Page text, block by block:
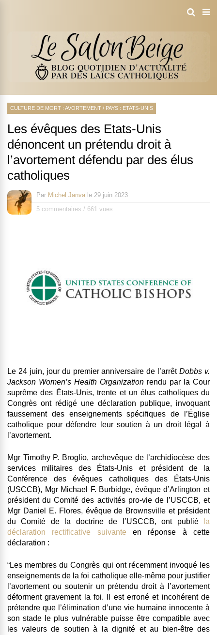
CULTURE DE MORT : AVORTEMENT / PAYS : ETATS-UNIS
Les évêques des Etats-Unis
dénoncent un prétendu droit à
l’avortement défendu par des élus
catholiques
Par Michel Janva le 29 juin 2023
5 commentaires / 661 vues
Le 24 juin, jour du premier anniversaire de l’arrêtDobbs v.
Jackson Women’s Health Organization rendu par la Cour
suprême des États-Unis, trente et un élus catholiques du
Congrès ont rédigé une déclaration publique, invoquant
faussement des enseignements spécifiques de l’Église
catholique pour défendre leur soutien à un droit légal à
l’avortement.
Mgr Timothy P. Broglio, archevêque de l’archidiocèse des
services militaires des États-Unis et président de la
Conférence des évêques catholiques des États-Unis
(USCCB), Mgr Michael F. Burbidge, évêque d’Arlington et
président du Comité des activités pro-vie de l’USCCB, et
Mgr Daniel E. Flores, évêque de Brownsville et président
du Comité de la doctrine de l’USCCB, ont publié
la
déclaration rectificative suivante en réponse à cette
déclaration :
“Les membres du Congrès qui ont récemment invoqué les
enseignements de la foi catholique elle-même pour justifier
l’avortement ou soutenir un prétendu droit à l’avortement
déforment gravement la foi. Il est erroné et incohérent de
prétendre que l’élimination d’une vie humaine innocente à
son stade le plus vulnérable puisse être compatible avec
les valeurs de soutien à la dignité et au bien-être des